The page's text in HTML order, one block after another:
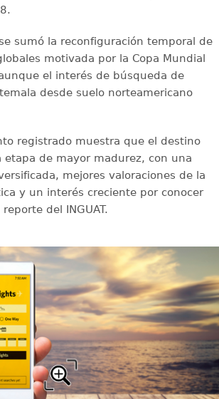
sumó la reconfiguración temporal de
motivada por la Copa Mundial
el interés de búsqueda de
desde suelo norteamericano
registrado muestra que el destino
etapa de mayor madurez, con una
mejores valoraciones de la
y un interés creciente por conocer
del INGUAT.